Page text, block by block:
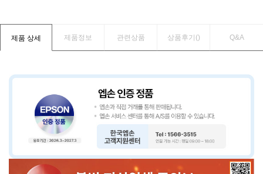
제품 상세 제품정보 관련상품 상품후기() Q&A